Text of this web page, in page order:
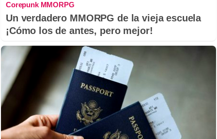
Corepunk MMORPG
Un verdadero MMORPG de la vieja escuela
¡Cómo los de antes, pero mejor!